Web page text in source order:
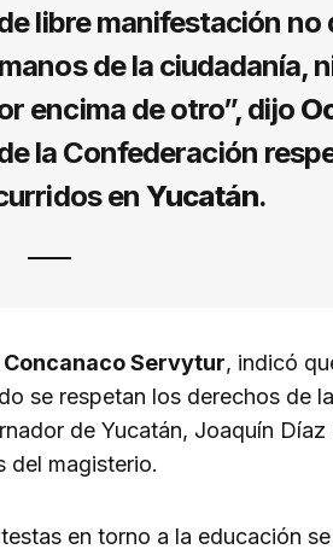
libre manifestación no
de la ciudadanía,
encima de otro”, dijo
la Confederación
en Yucatán.
Concanaco Servytur, indicó
se respetan los derechos de
de Yucatán, Joaquín Díaz
del magisterio.
en torno a la educación